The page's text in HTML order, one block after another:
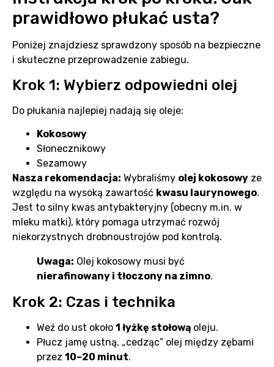
prawidłowo płukać usta?
Poniżej znajdziesz sprawdzony sposób na bezpieczne
i skuteczne przeprowadzenie zabiegu.
Krok 1: Wybierz odpowiedni olej
Do płukania najlepiej nadają się oleje:
Kokosowy
Słonecznikowy
Sezamowy
Nasza rekomendacja: Wybraliśmy olej kokosowy ze
względu na wysoką zawartość kwasu laurynowego.
Jest to silny kwas antybakteryjny (obecny m.in. w
mleku matki), który pomaga utrzymać rozwój
niekorzystnych drobnoustrojów pod kontrolą.
Uwaga: Olej kokosowy musi być
nierafinowany i tłoczony na zimno.
Krok 2: Czas i technika
Weź do ust około 1 łyżkę stołową oleju.
Płucz jamę ustną, „cedząc” olej między zębami
przez 10–20 minut.